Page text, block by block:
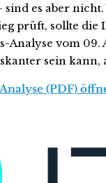
es aber
prüft, sollte die
Analyse vom 09.
sein kann,
(PDF)